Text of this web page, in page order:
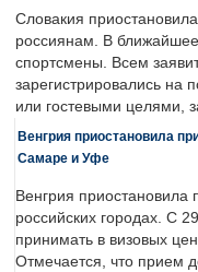
Словакия
россиянам. В ближайшее
спортсмены. Всем
зарегистрировались на
или гостевыми целями,
Венгрия приостановила
Самаре и Уфе
Венгрия приостановила
российских городах. С
принимать в визовых
Отмечается, что прием